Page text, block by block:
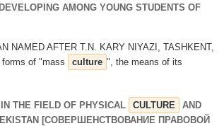
AMONG YOUNG STUDENTS OF
NAMED AFTER T.N. KARY NIYAZI, TASHKENT,
of "mass
culture ", the means of its
THE FIELD OF PHYSICAL CULTURE
AND
[СОВЕРШЕНСТВОВАНИЕ ПРАВОВОЙ